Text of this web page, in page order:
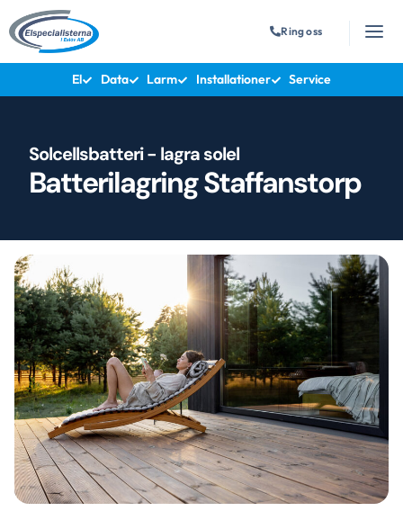
Ring oss
El Data Larm Installationer Service
Solcellsbatteri - lagra solel
Batterilagring Staffanstorp